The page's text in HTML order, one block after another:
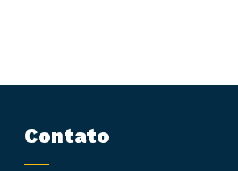
Contato